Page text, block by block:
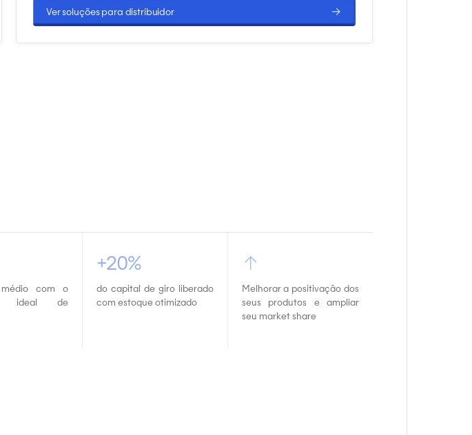
Ver soluções para distribuidor →
com o
ideal de
+20%
do capital de giro liberado
com estoque otimizado
↑
Melhorar a positivação dos
seus produtos e ampliar
seu market share